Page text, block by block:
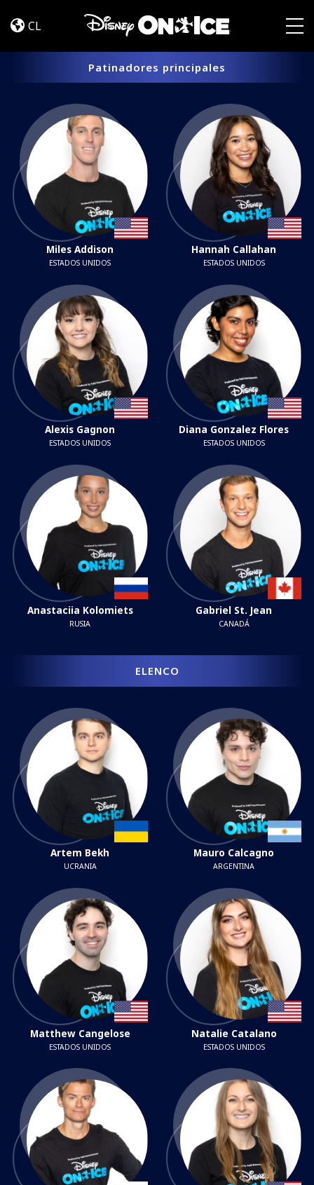
CL
Patinadores principales
Miles Addison
ESTADOS UNIDOS
Hannah Callahan
ESTADOS UNIDOS
Alexis Gagnon
ESTADOS UNIDOS
Diana Gonzalez Flores
ESTADOS UNIDOS
Anastaciia Kolomiets
RUSIA
Gabriel St. Jean
CANADÁ
ELENCO
Artem Bekh
UCRANIA
Mauro Calcagno
ARGENTINA
Matthew Cangelose
ESTADOS UNIDOS
Natalie Catalano
ESTADOS UNIDOS